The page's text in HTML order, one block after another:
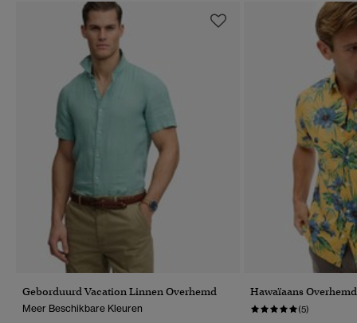
Geborduurd Vacation Linnen Overhemd
Meer Beschikbare Kleuren
Hawaïaans
(5)